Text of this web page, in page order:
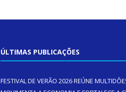
ÚLTIMAS PUBLICAÇÕES
FESTIVAL DE VERÃO 2026 REÚNE